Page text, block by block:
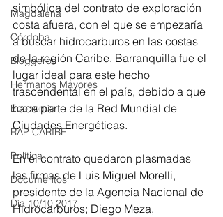
Magdalena
Córdoba
Bloggeros
Hermanos Mayores
Economía
RAP CARIBE
Política
Documentos
Día 10/10 2017
simbólica del contrato de exploración
costa afuera, con el que se empezaría
a buscar hidrocarburos en las costas
de la región Caribe. Barranquilla fue el
lugar ideal para este hecho
trascendental en el país, debido a que
hace parte de la Red Mundial de
Ciudades Energéticas.
En el contrato quedaron plasmadas
las firmas de Luis Miguel Morelli,
presidente de la Agencia Nacional de
Hidrocarburos; Diego Meza,